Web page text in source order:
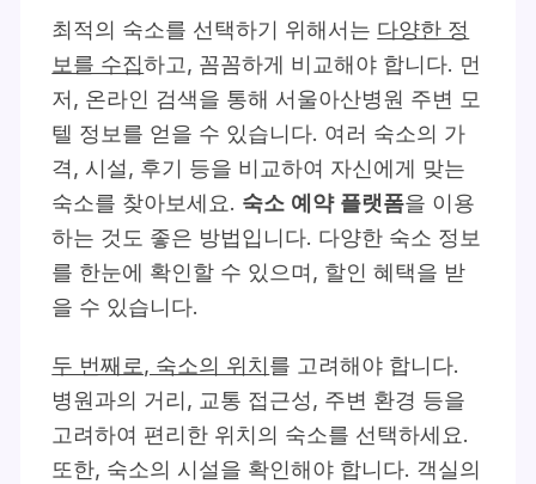
최적의 숙소를 선택하기 위해서는 다양한 정
보를 수집하고, 꼼꼼하게 비교해야 합니다. 먼
저, 온라인 검색을 통해 서울아산병원 주변 모
텔 정보를 얻을 수 있습니다. 여러 숙소의 가
격, 시설, 후기 등을 비교하여 자신에게 맞는
숙소를 찾아보세요. 숙소 예약 플랫폼을 이용
하는 것도 좋은 방법입니다. 다양한 숙소 정보
를 한눈에 확인할 수 있으며, 할인 혜택을 받
을 수 있습니다.
두 번째로, 숙소의 위치를 고려해야 합니다.
병원과의 거리, 교통 접근성, 주변 환경 등을
고려하여 편리한 위치의 숙소를 선택하세요.
또한, 숙소의 시설을 확인해야 합니다. 객실의